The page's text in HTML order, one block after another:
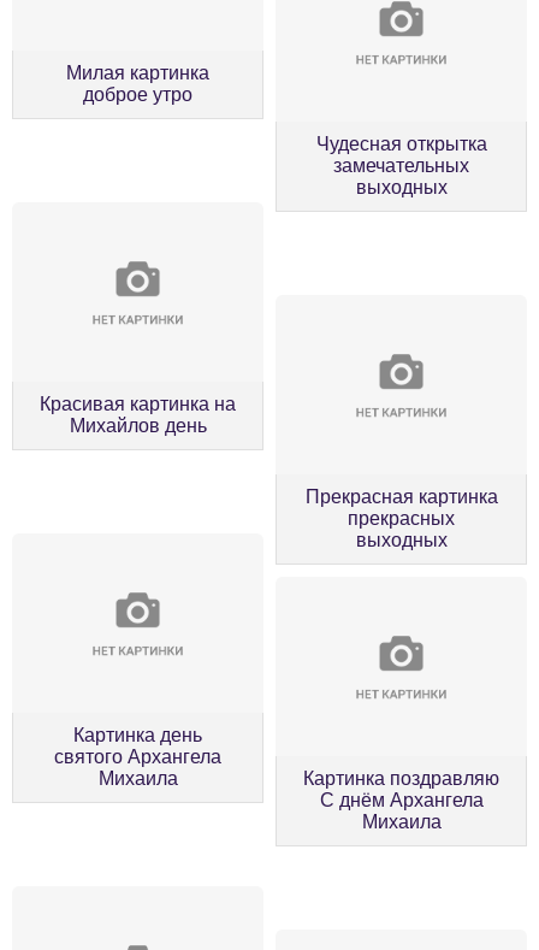
Милая картинка
доброе утро
Чудесная открытка
замечательных
выходных
Красивая картинка на
Михайлов день
Прекрасная картинка
прекрасных
выходных
Картинка день
святого Архангела
Михаила
Картинка поздравляю
С днём Архангела
Михаила